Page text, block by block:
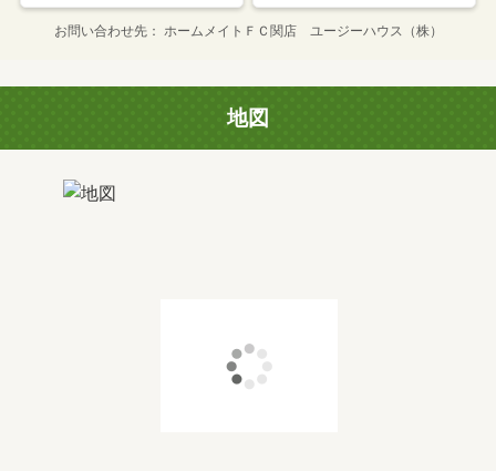
お問い合わせ先 ホームメイトＦＣ関店 ユージーハウス（株）
地図